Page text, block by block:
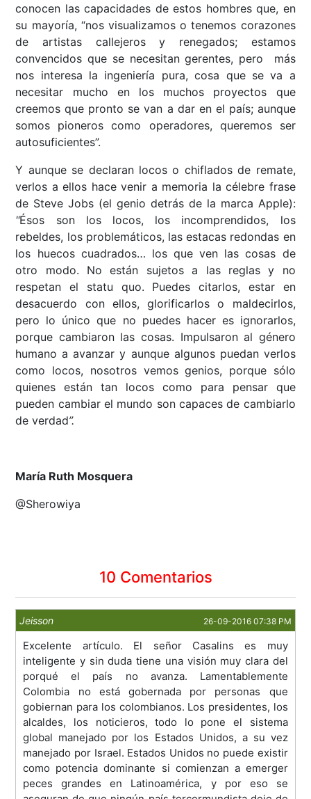
conocen las capacidades de estos hombres que, en
su mayoría, “nos visualizamos o tenemos corazones
de artistas callejeros y renegados; estamos
convencidos que se necesitan gerentes, pero más
nos interesa la ingeniería pura, cosa que se va a
necesitar mucho en los muchos proyectos que
creemos que pronto se van a dar en el país; aunque
somos pioneros como operadores, queremos ser
autosuficientes”.
Y aunque se declaran locos o chiflados de remate,
verlos a ellos hace venir a memoria la célebre frase
de Steve Jobs (el genio detrás de la marca Apple):
"Ésos son los locos, los incomprendidos, los
rebeldes, los problemáticos, las estacas redondas en
los huecos cuadrados… los que ven las cosas de
otro modo. No están sujetos a las reglas y no
respetan el statu quo. Puedes citarlos, estar en
desacuerdo con ellos, glorificarlos o maldecirlos,
pero lo único que no puedes hacer es ignorarlos,
porque cambiaron las cosas. Impulsaron al género
humano a avanzar y aunque algunos puedan verlos
como locos, nosotros vemos genios, porque sólo
quienes están tan locos como para pensar que
pueden cambiar el mundo son capaces de cambiarlo
de verdad”.
María Ruth Mosquera
@Sherowiya
10 Comentarios
Jeisson 26-09-2016 07:38 PM
Excelente artículo. El señor Casalins es muy
inteligente y sin duda tiene una visión muy clara del
porqué el país no avanza. Lamentablemente
Colombia no está gobernada por personas que
gobiernan para los colombianos. Los presidentes, los
alcaldes, los noticieros, todo lo pone el sistema
global manejado por los Estados Unidos, a su vez
manejado por Israel. Estados Unidos no puede existir
como potencia dominante si comienzan a emerger
peces grandes en Latinoamérica, y por eso se